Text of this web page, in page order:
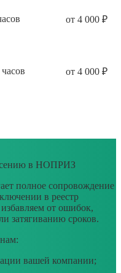
от 4 000 ₽
от 4 000 ₽
в НОПРИЗ
полное сопровождение
в реестр
от ошибок,
затягиванию сроков.
вашей компании;